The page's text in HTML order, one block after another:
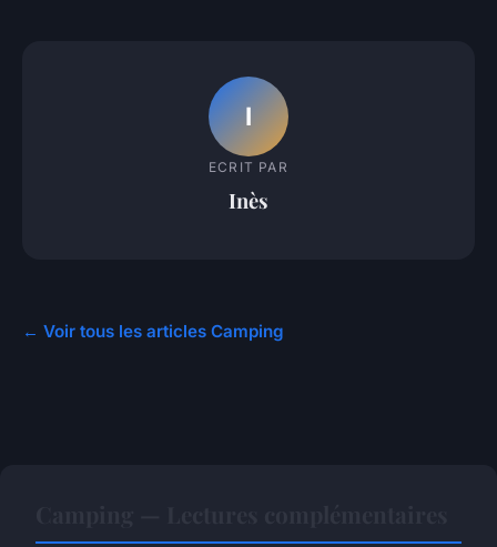
I
ECRIT PAR
Inès
← Voir tous les articles Camping